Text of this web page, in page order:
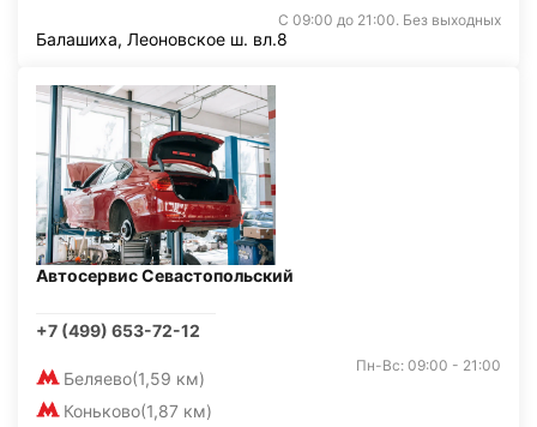
С 09:00 до 21:00. Без выходных
Балашиха, Леоновское ш. вл.8
Автосервис Севастопольский
+7 (499) 653-72-12
Беляево(1,59 км)
Коньково(1,87 км)
Пн-Вс: 09:00 - 21:00